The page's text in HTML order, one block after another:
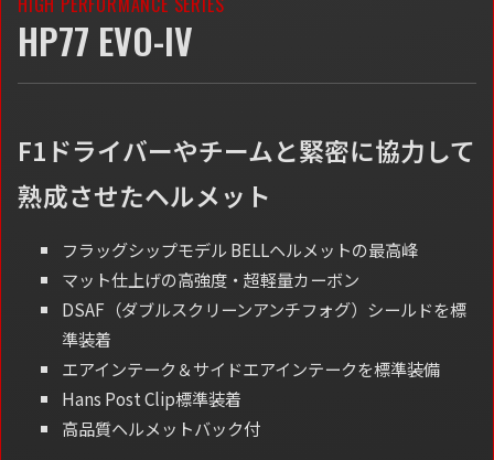
HP77 EVO-IV
F1ドライバーやチームと緊密に協力して
熟成させたヘルメット
フラッグシップモデル BELLヘルメットの最高峰
マット仕上げの高強度・超軽量カーボン
DSAF（ダブルスクリーンアンチフォグ）シールドを標
準装着
エアインテーク＆サイドエアインテークを標準装備
Hans Post Clip標準装着
高品質ヘルメットバック付